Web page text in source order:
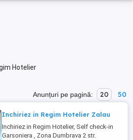
Hotelier
Anunțuri pe pagină: 20 50
Inchiriez in Regim Hotelier Zalau
Inchiriez in Regim Hotelier, Self check-in
Garsoniera , Zona Dumbrava 2 str.